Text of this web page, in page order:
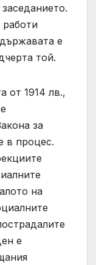
работи
е
той.
от 1914 лв.,
за
в процес.
на
е